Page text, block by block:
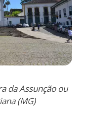
da Assunção ou
(MG)